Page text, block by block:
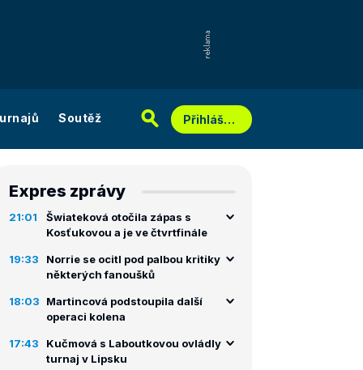
Soutěž Přihlášení
Expres zprávy
21:01
Šwiateková otočila zápas s
Kosťukovou a je ve čtvrtfinále
19:33
Norrie se ocitl pod palbou kritiky
některých fanoušků
18:03
Martincová podstoupila další
operaci kolena
17:43
Kučmová s Laboutkovou ovládly
turnaj v Lipsku